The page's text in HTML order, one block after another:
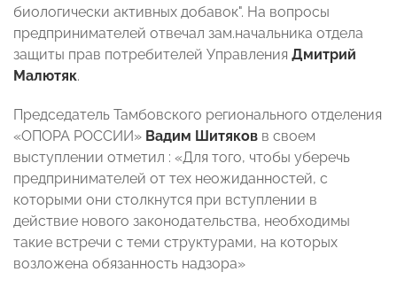
биологически активных добавок". На вопросы
предпринимателей отвечал зам.начальника отдела
защиты прав потребителей Управления Дмитрий
Малютяк.
Председатель Тамбовского регионального отделения
«ОПОРА РОССИИ» Вадим Шитяков в своем
выступлении отметил : «Для того, чтобы уберечь
предпринимателей от тех неожиданностей, с
которыми они столкнутся при вступлении в
действие нового законодательства, необходимы
такие встречи с теми структурами, на которых
возложена обязанность надзора»